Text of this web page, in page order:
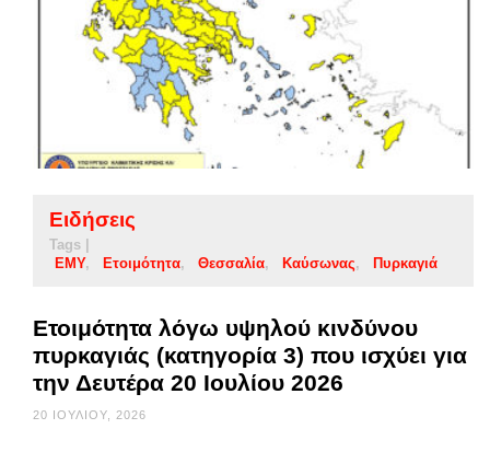
Ειδήσεις
Tags |
ΕΜΥ
Ετοιμότητα Θεσσαλία Καύσωνας Πυρκαγιά
Ετοιμότητα λόγω υψηλού κινδύνου
πυρκαγιάς (κατηγορία 3) που ισχύει για
την Δευτέρα 20 Ιουλίου 2026
20 ΙΟΥΛΊΟΥ, 2026